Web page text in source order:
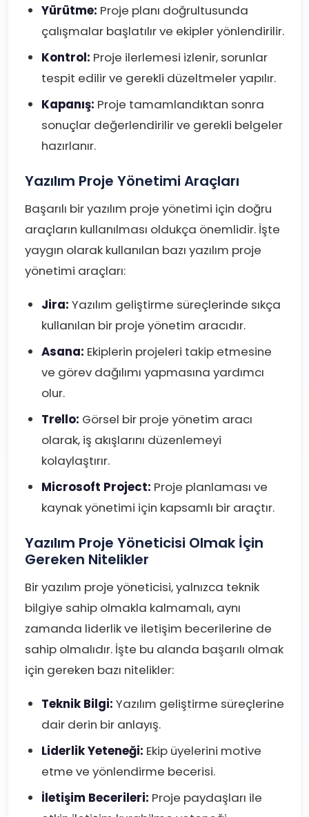
Yürütme: Proje planı doğrultusunda
çalışmalar başlatılır ve ekipler yönlendirilir.
Kontrol: Proje ilerlemesi izlenir, sorunlar
tespit edilir ve gerekli düzeltmeler yapılır.
Kapanış: Proje tamamlandıktan sonra
sonuçlar değerlendirilir ve gerekli belgeler
hazırlanır.
Yazılım Proje Yönetimi Araçları
Başarılı bir yazılım proje yönetimi için doğru
araçların kullanılması oldukça önemlidir. İşte
yaygın olarak kullanılan bazı yazılım proje
yönetimi araçları:
Jira: Yazılım geliştirme süreçlerinde sıkça
kullanılan bir proje yönetim aracıdır.
Asana: Ekiplerin projeleri takip etmesine
ve görev dağılımı yapmasına yardımcı
olur.
Trello: Görsel bir proje yönetim aracı
olarak, iş akışlarını düzenlemeyi
kolaylaştırır.
Microsoft Project: Proje planlaması ve
kaynak yönetimi için kapsamlı bir araçtır.
Yazılım Proje Yöneticisi Olmak İçin
Gereken Nitelikler
Bir yazılım proje yöneticisi, yalnızca teknik
bilgiye sahip olmakla kalmamalı, aynı
zamanda liderlik ve iletişim becerilerine de
sahip olmalıdır. İşte bu alanda başarılı olmak
için gereken bazı nitelikler:
Teknik Bilgi: Yazılım geliştirme süreçlerine
dair derin bir anlayış.
Liderlik Yeteneği: Ekip üyelerini motive
etme ve yönlendirme becerisi.
İletişim Becerileri: Proje paydaşları ile